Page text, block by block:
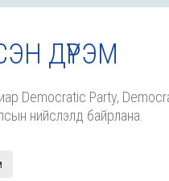
ДҮРЭМ
Democratic Party,
нийслэлд байрлана.